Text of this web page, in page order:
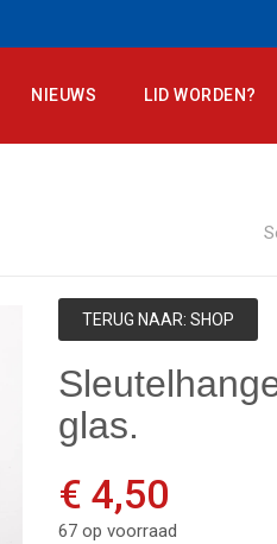
NIEUWS LID WORDEN?
TERUG NAAR: SHOP
glas.
€ 4,50
67 op voorraad